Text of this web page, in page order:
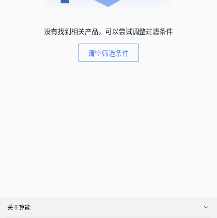
没有找到相关产品，可以尝试调整过滤条件
清空筛选条件
关于算能